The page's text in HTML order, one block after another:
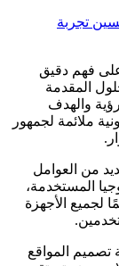
تجربة
فهم دقيق
المقدمة
والهدف
ملائمة لجمهور
من العوامل
المستخدمة،
لجميع الأجهزة
تصميم المواقع